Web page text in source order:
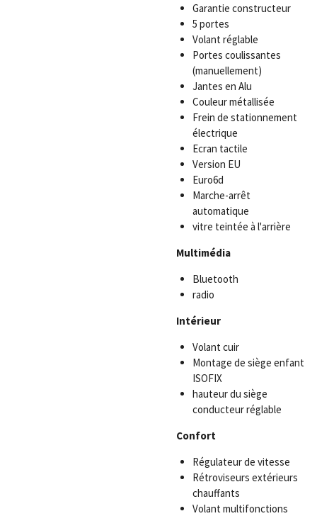
Garantie constructeur
5 portes
Volant réglable
Portes coulissantes
(manuellement)
Jantes en Alu
Couleur métallisée
Frein de stationnement
électrique
Ecran tactile
Version EU
Euro6d
Marche-arrêt
automatique
vitre teintée à l'arrière
Multimédia
Bluetooth
radio
Intérieur
Volant cuir
Montage de siège enfant
ISOFIX
hauteur du siège
conducteur réglable
Confort
Régulateur de vitesse
Rétroviseurs extérieurs
chauffants
Volant multifonctions